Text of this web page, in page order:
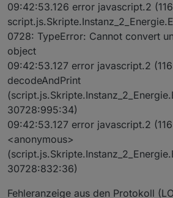
09:42:53.126 error javascript.2
0728: TypeError: Cannot convert
object
09:42:53.127 error javascript.2
decodeAndPrint
30728:995:34)
09:42:53.127 error javascript.2
<anonymous>
30728:832:36)
Fehleranzeige aus den Protokoll